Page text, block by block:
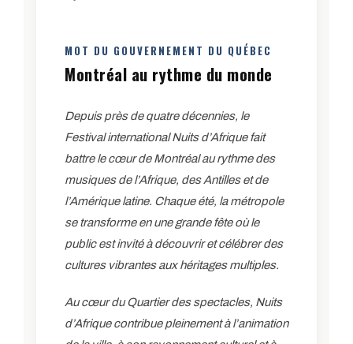
MOT DU GOUVERNEMENT DU QUÉBEC
Montréal au rythme du monde
Depuis près de quatre décennies, le
Festival international Nuits d’Afrique fait
battre le cœur de Montréal au rythme des
musiques de l’Afrique, des Antilles et de
l’Amérique latine. Chaque été, la métropole
se transforme en une grande fête où le
public est invité à découvrir et célébrer des
cultures vibrantes aux héritages multiples.
Au cœur du Quartier des spectacles, Nuits
d’Afrique contribue pleinement à l’animation